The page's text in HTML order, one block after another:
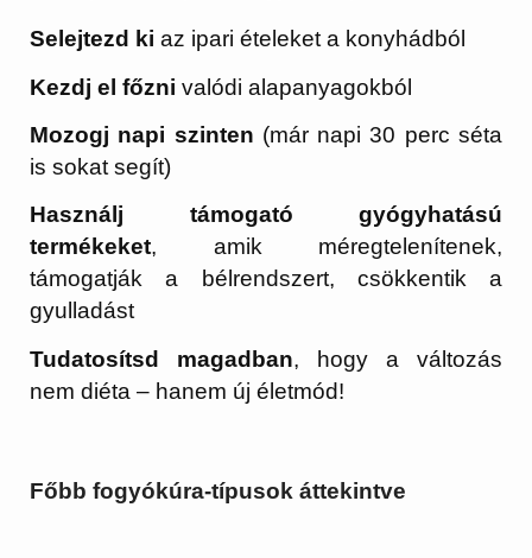
Selejtezd ki az ipari ételeket a konyhádból
Kezdj el főzni valódi alapanyagokból
Mozogj napi szinten (már napi 30 perc séta
is sokat segít)
Használj támogató gyógyhatású
termékeket, amik méregtelenítenek,
támogatják a bélrendszert, csökkentik a
gyulladást
Tudatosítsd magadban, hogy a változás
nem diéta – hanem új életmód!
Főbb fogyókúra-típusok áttekintve